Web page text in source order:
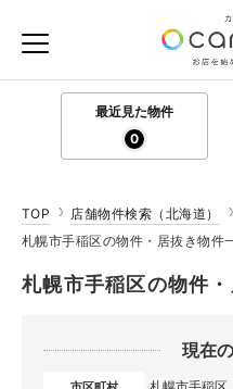
最近見た物件
0
TOP
店舗物件検索（北海道）
札幌市手稲区の物件・居抜き物件
札幌市手稲区の物件
現在